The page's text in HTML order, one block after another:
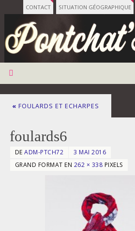
CONTACT SITUATION GÉOGRAPHIQUE
« FOULARDS ET ECHARPES
foulards6
DEADM-PTCH72
3 MAI 2016
GRAND FORMAT EN 262 × 338 PIXELS